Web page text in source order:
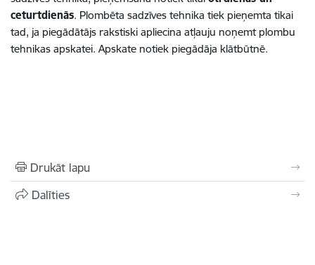
ceturtdienās. Plombēta sadzīves tehnika tiek pieņemta tikai
tad, ja piegādātājs rakstiski apliecina atļauju noņemt plombu
tehnikas apskatei. Apskate notiek piegādāja klātbūtnē.
Drukāt lapu
Dalīties